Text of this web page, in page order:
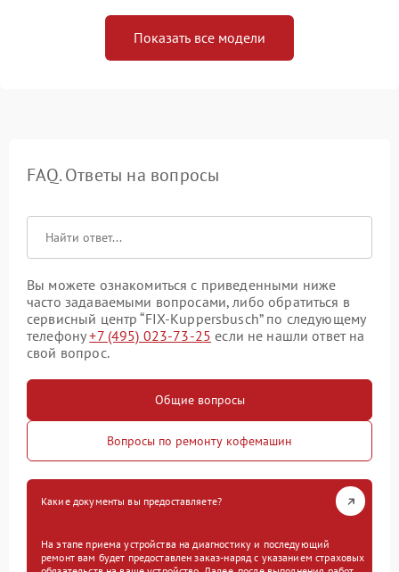
Показать все модели
FAQ. Ответы на вопросы
Вы можете ознакомиться с приведенными ниже
часто задаваемыми вопросами, либо обратиться в
сервисный центр “FIX-Kuppersbusch” по следующему
телефону+7 (495) 023-73-25 если не нашли ответ на
свой вопрос.
Общие вопросы
Вопросы по ремонту кофемашин
Какие документы вы предоставляете?
На этапе приема устройства на диагностику и последующий
ремонт вам будет предоставлен заказ-наряд с указанием страховых